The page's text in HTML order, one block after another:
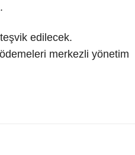
edilecek.
merkezli yönetim